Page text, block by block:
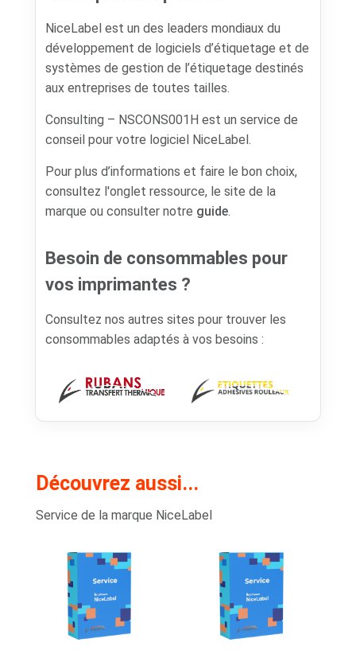
NiceLabel est un des leaders mondiaux du
développement de logiciels d’étiquetage et de
systèmes de gestion de l’étiquetage destinés
aux entreprises de toutes tailles.
Consulting – NSCONS001H est un service de
conseil pour votre logiciel NiceLabel.
Pour plus d’informations et faire le bon choix,
consultez l'onglet ressource, le site de la
marque ou consulter notre guide.
Besoin de consommables pour
vos imprimantes ?
Consultez nos autres sites pour trouver les
consommables adaptés à vos besoins :
Découvrez aussi...
Service de la marque NiceLabel